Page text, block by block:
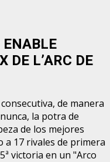
DE L’ARC DE
de manera
la potra de
de los mejores
a 17 rivales de primera
victoria en un "Arco